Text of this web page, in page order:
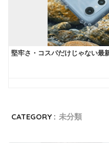
CATEGORY : 未分類